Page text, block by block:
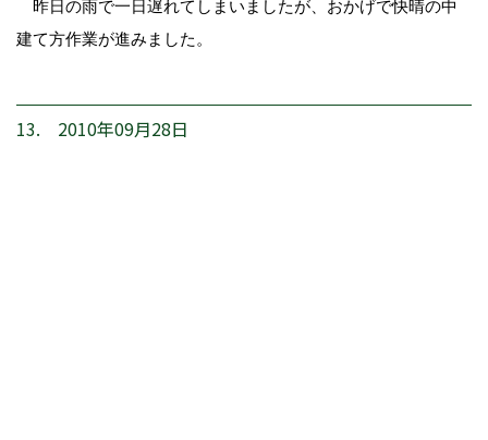
昨日の雨で一日遅れてしまいましたが、おかげで快晴の中
建て方作業が進みました。
13. 2010年09月28日